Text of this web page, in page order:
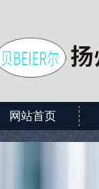
网站首页